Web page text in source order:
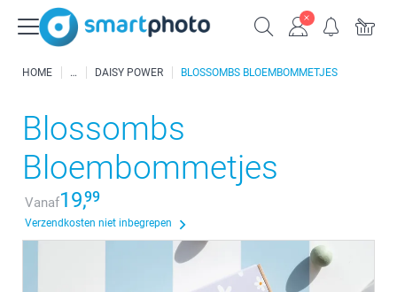
HOME DAISY POWER BLOSSOMBS BLOEMBOMMETJES
Blossombs
Bloembommetjes
Vanaf19,99
Verzendkosten niet inbegrepen